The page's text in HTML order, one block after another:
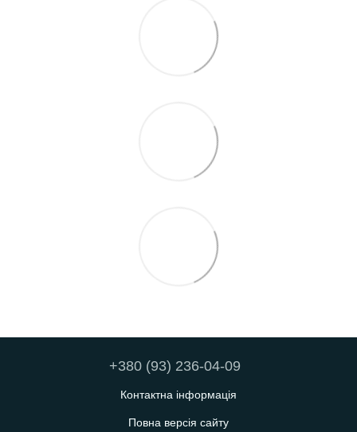
+380 (93) 236-04-09
Контактна інформація
Повна версія сайту